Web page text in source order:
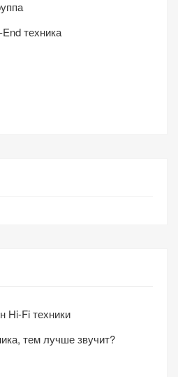
техника
Hi-Fi техники
тем лучше звучит?